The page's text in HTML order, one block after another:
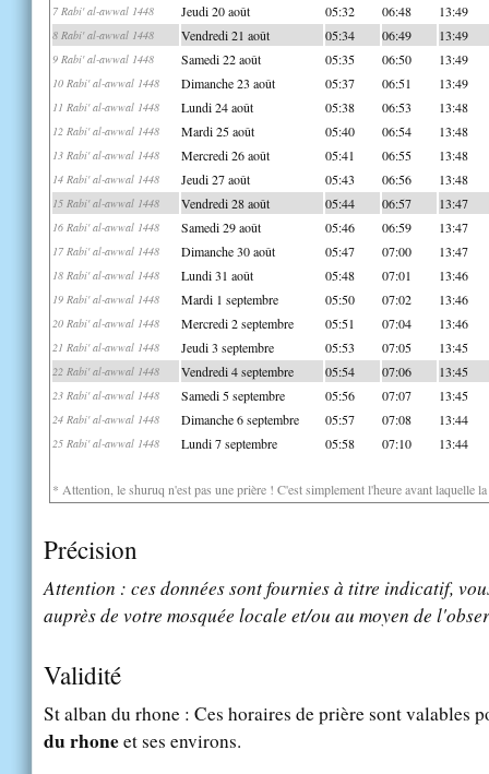
7 Rabi' al-awwal 1448 Jeudi 20 août 05:32 06:48 13:49
8 Rabi' al-awwal 1448 Vendredi 21 août 05:34 06:49 13:49
9 Rabi' al-awwal 1448 Samedi 22 août 05:35 06:50 13:49
10 Rabi' al-awwal 1448 Dimanche 23 août 05:37 06:51 13:49
11 Rabi' al-awwal 1448 Lundi 24 août 05:38 06:53 13:48
12 Rabi' al-awwal 1448 Mardi 25 août 05:40 06:54 13:48
13 Rabi' al-awwal 1448 Mercredi 26 août 05:41 06:55 13:48
14 Rabi' al-awwal 1448 Jeudi 27 août 05:43 06:56 13:48
15 Rabi' al-awwal 1448 Vendredi 28 août 05:44 06:57 13:47
16 Rabi' al-awwal 1448 Samedi 29 août 05:46 06:59 13:47
17 Rabi' al-awwal 1448 Dimanche 30 août 05:47 07:00 13:47
18 Rabi' al-awwal 1448 Lundi 31 août 05:48 07:01 13:46
19 Rabi' al-awwal 1448 Mardi 1 septembre 05:50 07:02 13:46
20 Rabi' al-awwal 1448 Mercredi 2 septembre 05:51 07:04 13:46
21 Rabi' al-awwal 1448 Jeudi 3 septembre 05:53 07:05 13:45
22 Rabi' al-awwal 1448 Vendredi 4 septembre 05:54 07:06 13:45
23 Rabi' al-awwal 1448 Samedi 5 septembre 05:56 07:07 13:45
24 Rabi' al-awwal 1448 Dimanche 6 septembre 05:57 07:08 13:44
25 Rabi' al-awwal 1448 Lundi 7 septembre 05:58 07:10 13:44
* Attention, le shuruq n'est pas une prière ! C'est simplement l'heure avant laquelle
Précision
Attention : ces données sont fournies à titre indicatif,
auprès de votre mosquée locale et/ou au moyen de
Validité
St alban du rhone : Ces horaires de prière sont valables
du rhoneet ses environs.